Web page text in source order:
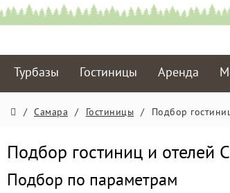
Турбазы Гостиницы Аренда
/ Самара / Гостиницы / Подбор
Подбор гостиниц и отелей
Подбор по параметрам